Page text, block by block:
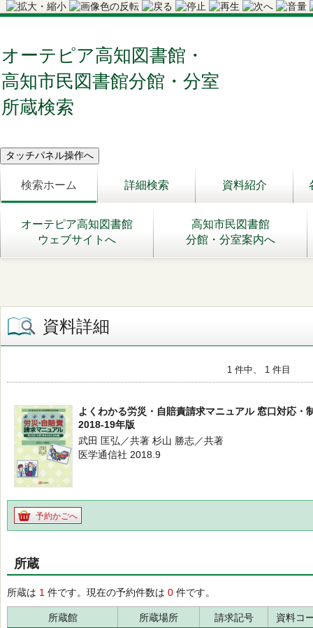
オーテピア高知図書館・
高知市民図書館分館・分室
所蔵検索
検索ホーム 詳細検索 資料紹介
オーテピア高知図書館
ウェブサイトへ
高知市民図書館
分館・分室案内へ
資料詳細
1 件中、 1 件目
よくわかる労災・自賠責請求マニュアル 窓口対応・
2018-19年版
武田 匡弘／共著 杉山 勝志／共著
医学通信社 2018.9
予約かごへ
所蔵
所蔵は 1 件です。現在の予約件数は 0 件です。
所蔵館 所蔵場所 請求記号 資料コ